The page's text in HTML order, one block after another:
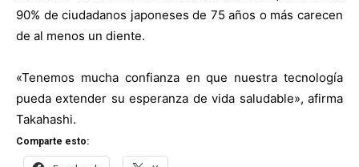
90% de ciudadanos japoneses de 75 años o más carecen
de al menos un diente.
«Tenemos mucha confianza en que nuestra tecnología
pueda extender su esperanza de vida saludable», afirma
Takahashi.
Comparte esto: